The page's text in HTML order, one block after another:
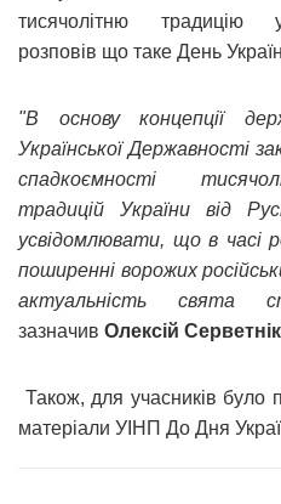
тисячолітню традицію
розповів що таке День
"В основу концепції
Української Державності
спадкоємності
традицій України від
усвідомлювати, що в часі
поширенні ворожих
актуальність свята
зазначив Олексій Серветнік
Також, для учасників було
матеріали УІНП До Дня